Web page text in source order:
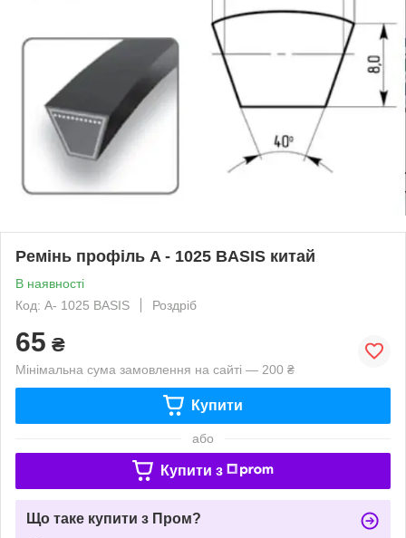
Ремінь профіль A - 1025 BASIS китай
В наявності
Код: A- 1025 BASIS
Роздріб
65 ₴
Мінімальна сума замовлення на сайті — 200 ₴
Купити
або
Купити з
Що таке купити з Пром?